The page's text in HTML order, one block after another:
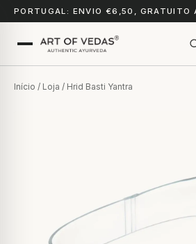
PORTUGAL: ENVIO €6,50, GRATUITO
Início / Loja / Hrid Basti Yantra